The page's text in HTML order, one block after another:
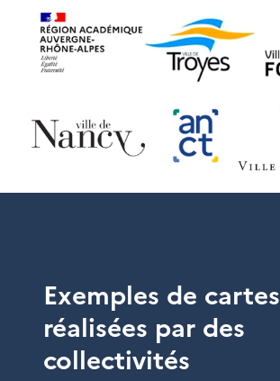
Exemples de cartes
réalisées par des
collectivités